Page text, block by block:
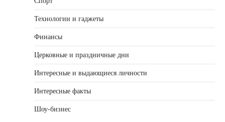
Технологии и гаджеты
Финансы
Церковные и праздничные дни
Интересные и выдающиеся личности
Интересные факты
Шоу-бизнес